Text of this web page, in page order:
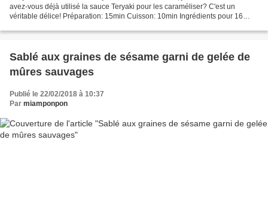
avez-vous déjà utilisé la sauce Teryaki pour les caraméliser? C'est un
véritable délice! Préparation: 15min Cuisson: 10min Ingrédients pour 16
Sablé aux graines de sésame garni de gelée de
mûres sauvages
Publié le 22/02/2018 à 10:37
Par miamponpon